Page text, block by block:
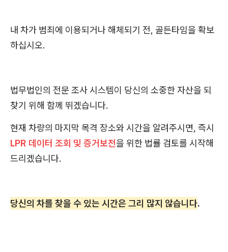
내 차가 범죄에 이용되거나 해체되기 전, 골든타임을 확보
하십시오.
법무법인의 전문 조사 시스템이 당신의 소중한 자산을 되
찾기 위해 함께 뛰겠습니다.
현재 차량의 마지막 목격 장소와 시간을 알려주시면, 즉시
LPR 데이터 조회 및 증거보전을 위한 법률 검토를 시작해
드리겠습니다.
당신의 차를 찾을 수 있는 시간은 그리 많지 않습니다.